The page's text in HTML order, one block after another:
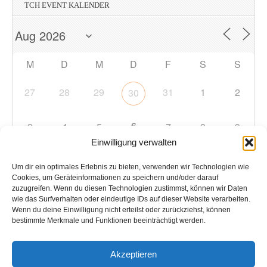
Einwilligung verwalten
Um dir ein optimales Erlebnis zu bieten, verwenden wir Technologien wie
Cookies, um Geräteinformationen zu speichern und/oder darauf
zuzugreifen. Wenn du diesen Technologien zustimmst, können wir Daten
wie das Surfverhalten oder eindeutige IDs auf dieser Website verarbeiten.
Wenn du deine Einwilligung nicht erteilst oder zurückziehst, können
bestimmte Merkmale und Funktionen beeinträchtigt werden.
Akzeptieren
TCH EVENT KALENDER
M D M D F S S
27 28 29 30 31 1 2
3 4 5 6 7 8 9
10 11 12 13 14 15
17 18 19 20 21 22 23